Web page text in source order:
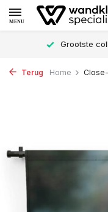
MENU
Grootste
Terug Home